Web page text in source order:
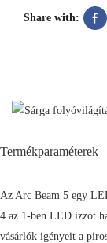
Share with:
Termékparaméterek
Az Arc Beam 5 egy
4 az 1-ben LED izzót
vásárlók igényeit a